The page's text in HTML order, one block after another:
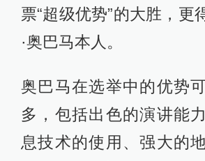
票“超级优势”的大胜，更
·奥巴马本人。
奥巴马在选举中的优势
多，包括出色的演讲能
息技术的使用、强大的